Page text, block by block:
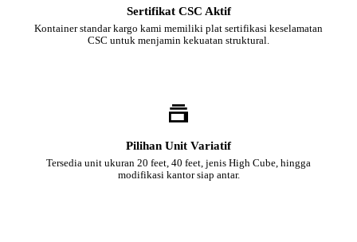
Sertifikat CSC Aktif
Kontainer standar kargo kami memiliki plat sertifikasi keselamatan
CSC untuk menjamin kekuatan struktural.
Pilihan Unit Variatif
Tersedia unit ukuran 20 feet, 40 feet, jenis High Cube, hingga
modifikasi kantor siap antar.